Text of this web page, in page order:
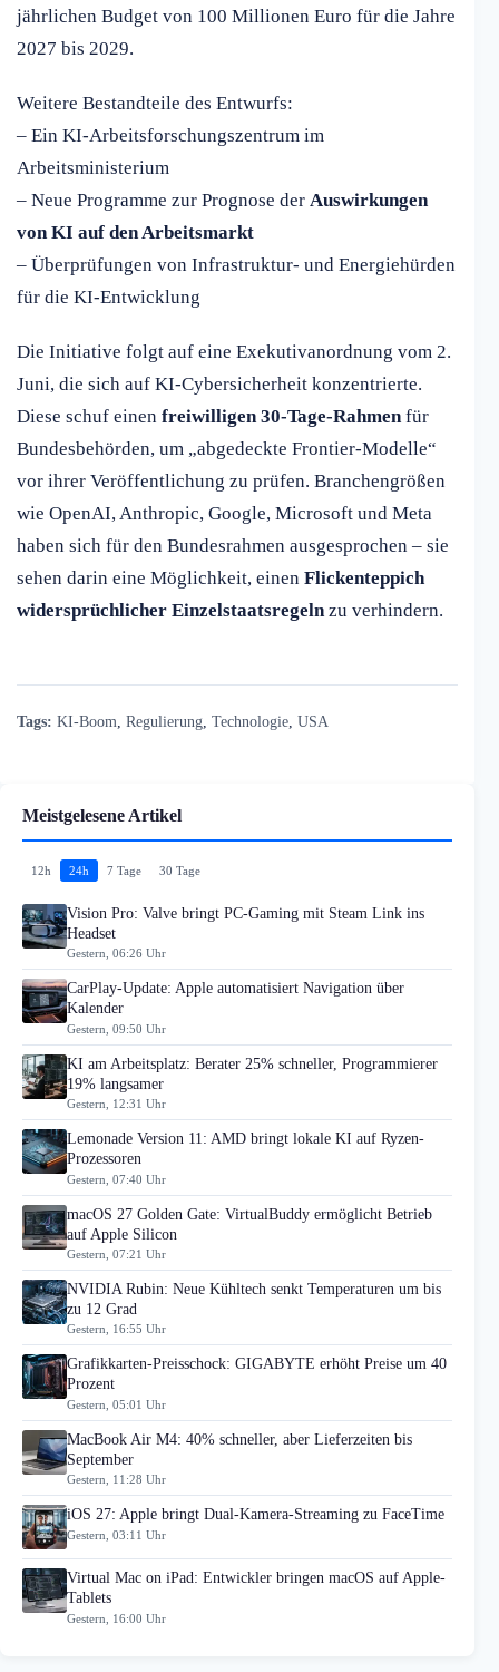
jährlichen Budget von 100 Millionen Euro für die Jahre
2027 bis 2029.
Weitere Bestandteile des Entwurfs:
– Ein KI-Arbeitsforschungszentrum im
Arbeitsministerium
– Neue Programme zur Prognose der Auswirkungen
von KI auf den Arbeitsmarkt
– Überprüfungen von Infrastruktur- und Energiehürden
für die KI-Entwicklung
Die Initiative folgt auf eine Exekutivanordnung vom 2.
Juni, die sich auf KI-Cybersicherheit konzentrierte.
Diese schuf einen freiwilligen 30-Tage-Rahmenfür
Bundesbehörden, um „abgedeckte Frontier-Modelle“
vor ihrer Veröffentlichung zu prüfen. Branchengrößen
wie OpenAI, Anthropic, Google, Microsoft und Meta
haben sich für den Bundesrahmen ausgesprochen – sie
sehen darin eine Möglichkeit, einen Flickenteppich
widersprüchlicher Einzelstaatsregelnzu verhindern.
Tags: KI-Boom Regulierung Technologie USA
Meistgelesene Artikel
12h 24h 7 Tage 30 Tage
Vision Pro: Valve bringt PC-Gaming mit Steam Link ins
Headset
Gestern, 06:26 Uhr
CarPlay-Update: Apple automatisiert Navigation über
Kalender
Gestern, 09:50 Uhr
KI am Arbeitsplatz: Berater 25% schneller, Programmierer
19% langsamer
Gestern, 12:31 Uhr
Lemonade Version 11: AMD bringt lokale KI auf Ryzen-
Prozessoren
Gestern, 07:40 Uhr
macOS 27 Golden Gate: VirtualBuddy ermöglicht Betrieb
auf Apple Silicon
Gestern, 07:21 Uhr
NVIDIA Rubin: Neue Kühltech senkt Temperaturen um bis
zu 12 Grad
Gestern, 16:55 Uhr
Grafikkarten-Preisschock: GIGABYTE erhöht Preise um 40
Prozent
Gestern, 05:01 Uhr
MacBook Air M4: 40% schneller, aber Lieferzeiten bis
September
Gestern, 11:28 Uhr
iOS 27: Apple bringt Dual-Kamera-Streaming zu FaceTime
Gestern, 03:11 Uhr
Virtual Mac on iPad: Entwickler bringen macOS auf Apple-
Tablets
Gestern, 16:00 Uhr